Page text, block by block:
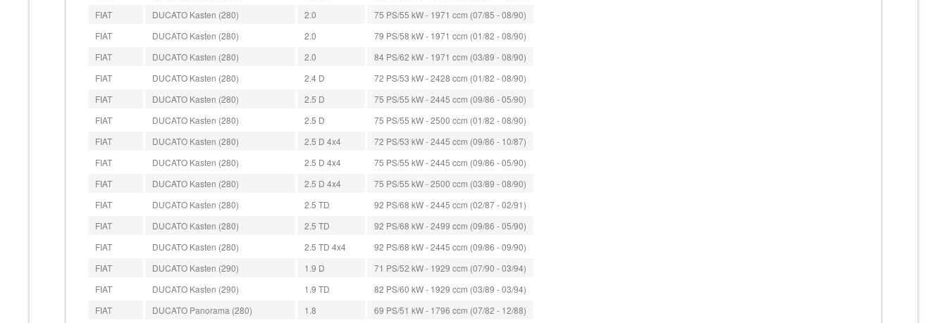
FIAT
DUCATO Kasten (280) 2.0
75 PS/55 kW - 1971 ccm (07/85 - 08/90)
FIAT
DUCATO Kasten (280) 2.0
79 PS/58 kW - 1971 ccm (01/82 - 08/90)
FIAT
DUCATO Kasten (280) 2.0
84 PS/62 kW - 1971 ccm (03/89 - 08/90)
FIAT
DUCATO Kasten (280) 2.4 D
72 PS/53 kW - 2428 ccm (01/82 - 08/90)
FIAT
DUCATO Kasten (280) 2.5 D
75 PS/55 kW - 2445 ccm (09/86 - 05/90)
FIAT
DUCATO Kasten (280) 2.5 D
75 PS/55 kW - 2500 ccm (01/82 - 08/90)
FIAT
DUCATO Kasten (280) 2.5 D 4x4
72 PS/53 kW - 2445 ccm (09/86 - 10/87)
FIAT
DUCATO Kasten (280) 2.5 D 4x4
75 PS/55 kW - 2445 ccm (09/86 - 05/90)
FIAT
DUCATO Kasten (280) 2.5 D 4x4
75 PS/55 kW - 2500 ccm (03/89 - 08/90)
FIAT
DUCATO Kasten (280) 2.5 TD
92 PS/68 kW - 2445 ccm (02/87 - 02/91)
FIAT
DUCATO Kasten (280) 2.5 TD
92 PS/68 kW - 2499 ccm (09/86 - 05/90)
FIAT
DUCATO Kasten (280) 2.5 TD 4x4
92 PS/68 kW - 2445 ccm (09/86 - 09/90)
FIAT
DUCATO Kasten (290) 1.9 D
71 PS/52 kW - 1929 ccm (07/90 - 03/94)
FIAT
DUCATO Kasten (290) 1.9 TD
82 PS/60 kW - 1929 ccm (03/89 - 03/94)
FIAT
DUCATO Panorama (280) 1.8
69 PS/51 kW - 1796 ccm (07/82 - 12/88)